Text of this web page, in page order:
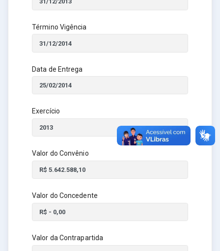
Término Vigência
Data de Entrega
Exercício
Valor do Convênio
Valor do Concedente
Valor da Contrapartida